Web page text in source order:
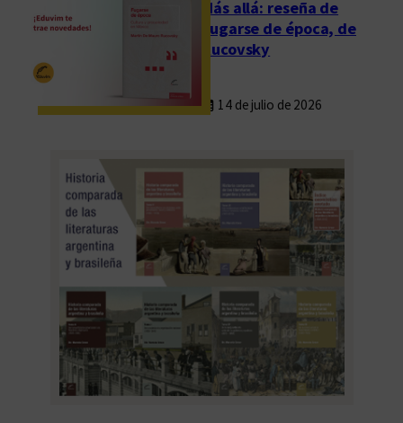
Más allá: reseña de
Fugarse de época, de
Rucovsky
14 de julio de 2026